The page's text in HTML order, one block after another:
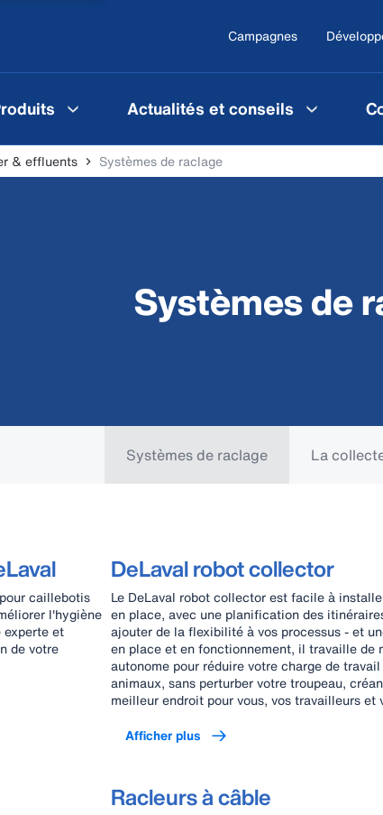
Campagnes
Actualités et conseils
& effluents Systèmes de raclage
Systèmes de
Systèmes de raclage La
caillebotis
l'hygiène
experte et
de votre
DeLaval robot collector
Le DeLaval robot collector est facile à
en place, avec une planification des
ajouter de la flexibilité à vos processus - et
en place et en fonctionnement, il travaille de
autonome pour réduire votre charge de
animaux, sans perturber votre troupeau,
meilleur endroit pour vous, vos travailleurs et
Afficher plus
Racleurs à câble